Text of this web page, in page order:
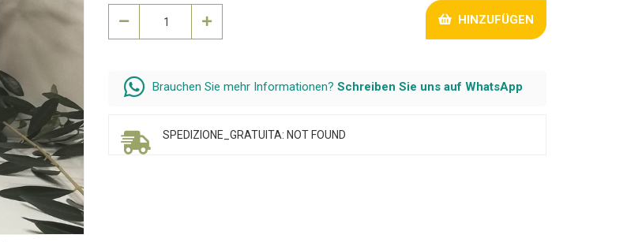
HINZUFÜGEN
Brauchen Sie mehr Informationen? Schreiben Sie uns auf WhatsApp
SPEDIZIONE_GRATUITA: NOT FOUND